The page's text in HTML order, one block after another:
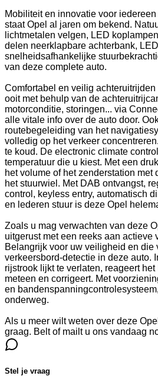
Mobiliteit en innovatie voor
staat Opel al jaren om bekend.
lichtmetalen velgen, LED
delen neerklapbare achterbank,
snelheidsafhankelijke
van deze complete auto.
Comfortabel en veilig
ooit met behulp van de
motorconditie, storingen... via
alle vitale info over de auto door.
routebegeleiding van het
volledig op het verkeer
te koud. De electronic climate
temperatuur die u kiest. Met een
het volume of het zenderstation
het stuurwiel. Met DAB ontvangst,
control, keyless entry, automatisch
en lederen stuur is deze Opel
Zoals u mag verwachten van deze
uitgerust met een reeks aan actieve
Belangrijk voor uw veiligheid en die
verkeersbord-detectie in deze auto.
rijstrook lijkt te verlaten, reageert
meteen en corrigeert. Met
en
onderweg.
Als u meer wilt weten over deze
graag. Belt of mailt u ons vandaag
Stel je vraag